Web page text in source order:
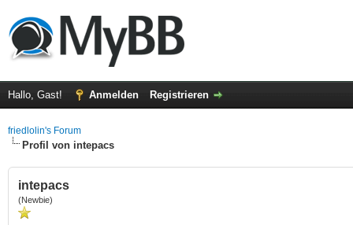
Hallo, Gast! Anmelden Registrieren
friedlolin's Forum
Profil von intepacs
intepacs
(Newbie)